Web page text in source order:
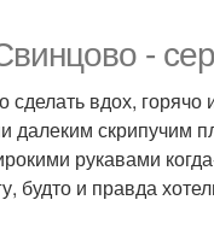
-
вдох, горячо
далеким скрипучим
рукавами
будто и правда